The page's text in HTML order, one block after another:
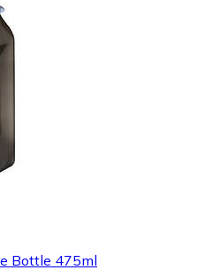
Bottle 475ml